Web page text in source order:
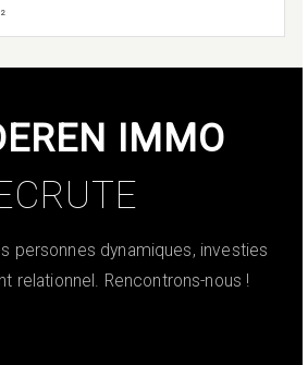
IMMO
personnes dynamiques, investies
relationnel. Rencontrons-nous !